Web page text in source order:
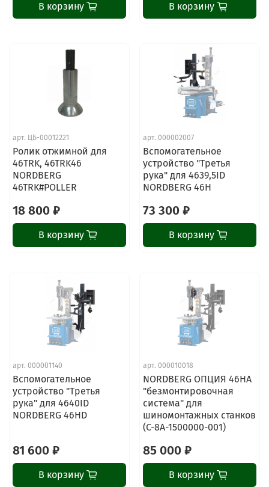
В корзину В корзину
арт. ЦБ-00012221
Ролик отжимной для
46TRK, 46TRK46
NORDBERG
46TRK#POLLER
18 800 ₽
В корзину
арт. 000002007
Вспомогательное
устройство "Третья
рука" для 4639,5ID
NORDBERG 46H
73 300 ₽
В корзину
арт. 000001140
Вспомогательное
устройство "Третья
рука" для 4640ID
NORDBERG 46HD
81 600 ₽
В корзину
арт. 000010018
NORDBERG ОПЦИЯ 46HA
"безмонтировочная
система" для
шиномонтажных станков
(C-8A-1500000-001)
85 000 ₽
В корзину
ChatApp
online
Свяжитесь с нами через любой удобный
мессенджер!
Написать менеджеру в MAX
Отдел продаж и сервис